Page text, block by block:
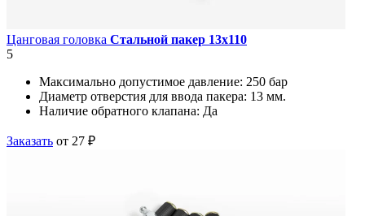
Цанговая головка Стальной пакер 13х110
5
Максимально допустимое давление: 250 бар
Диаметр отверстия для ввода пакера: 13 мм.
Наличие обратного клапана: Да
Заказать от 27 ₽